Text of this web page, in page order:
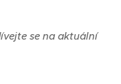
se na aktuální